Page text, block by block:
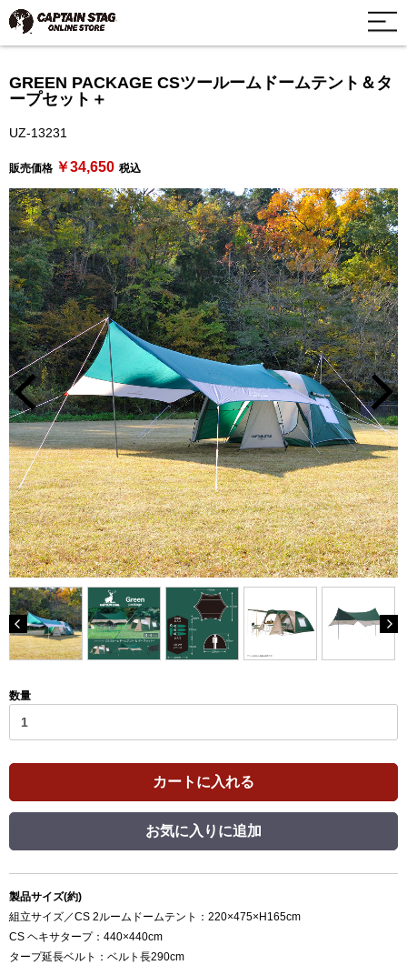
GREEN PACKAGE CSツールームドームテント＆タ
ープセット＋
UZ-13231
販売価格 ￥34,650 税込
数量
カートに入れる
お気に入りに追加
製品サイズ(約)
組立サイズ／CS 2ルームドームテント：220×475×H165cm
CS ヘキサタープ：440×440cm
タープ延長ベルト：ベルト長290cm